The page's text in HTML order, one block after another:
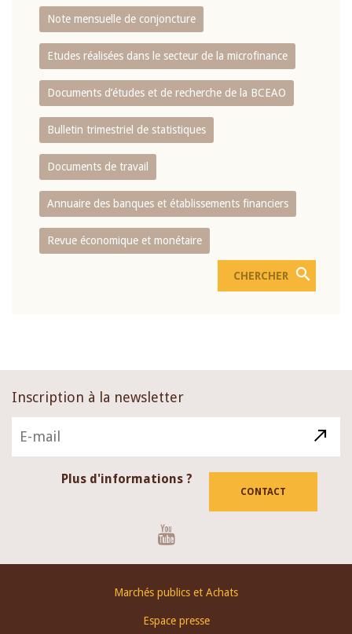
Note mensuelle de conjoncture
Etudes réalisées dans le secteur de la microfinance
Documents d’études et de recherche de la BCEAO
Bulletin trimestriel de statistiques
Documents de travail
Annuaire des banques et établissements financiers
Revue économique et monétaire
Inscription à la newsletter
Plus d'informations ?
CONTACT
Marchés publics et Achats
Espace presse